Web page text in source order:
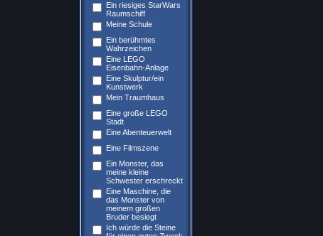
Ein riesiges StarWars
Raumschiff
Meine Schule
Ein berühmtes
Wahrzeichen
Eine LEGO
Eisenbahn-Anlage
Eine Skulptur/ein
Kunstwerk
Mein Traumhaus
Eine große LEGO
Stadt
Eine Abenteuerwelt
Eine Filmszene
Ein Monster, das
meine kleine
Schwester erschreckt
Eine Maschine, die
das Monster von
meinem großen
Bruder besiegt
Ich würde die Steine